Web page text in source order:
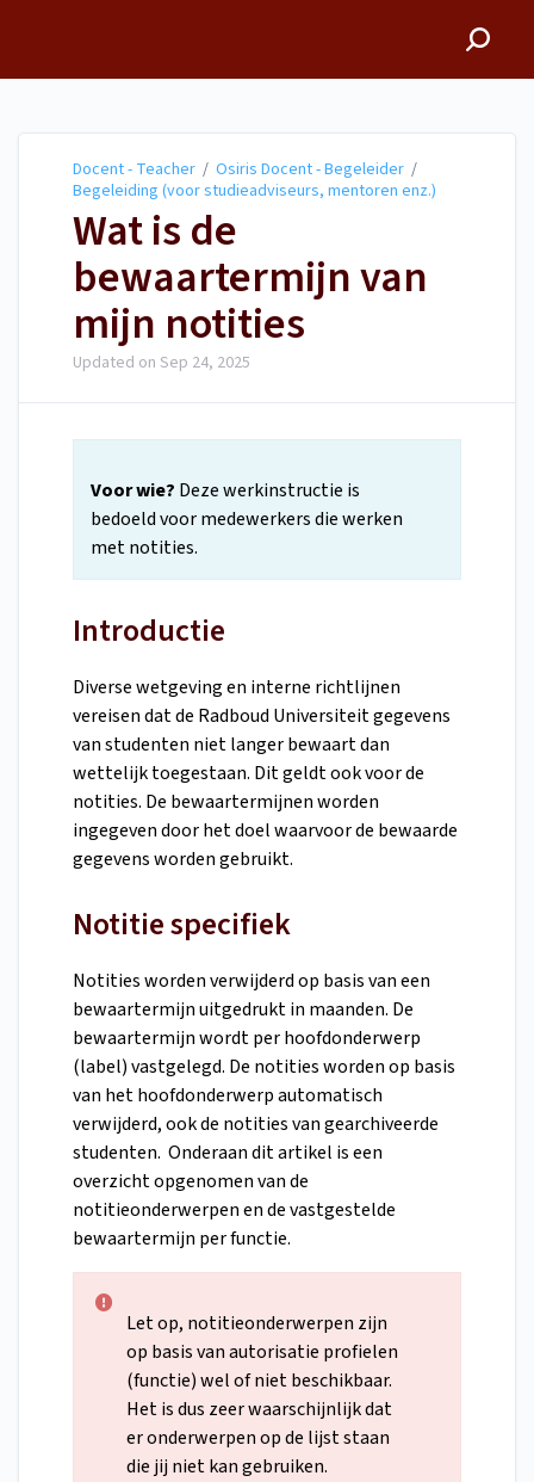
Docent - Teacher / Osiris Docent - Begeleider /
Begeleiding (voor studieadviseurs, mentoren enz.)
Wat is de
bewaartermijn van
mijn notities
Updated on Sep 24, 2025
Voor wie? Deze werkinstructie is
bedoeld voor medewerkers die werken
met notities.
Introductie
Diverse wetgeving en interne richtlijnen
vereisen dat de Radboud Universiteit gegevens
van studenten niet langer bewaart dan
wettelijk toegestaan. Dit geldt ook voor de
notities. De bewaartermijnen worden
ingegeven door het doel waarvoor de bewaarde
gegevens worden gebruikt.
Notitie specifiek
Notities worden verwijderd op basis van een
bewaartermijn uitgedrukt in maanden. De
bewaartermijn wordt per hoofdonderwerp
(label) vastgelegd. De notities worden op basis
van het hoofdonderwerp automatisch
verwijderd, ook de notities van gearchiveerde
studenten. Onderaan dit artikel is een
overzicht opgenomen van de
notitieonderwerpen en de vastgestelde
bewaartermijn per functie.
Let op, notitieonderwerpen zijn
op basis van autorisatie profielen
(functie) wel of niet beschikbaar.
Het is dus zeer waarschijnlijk dat
er onderwerpen op de lijst staan
die jij niet kan gebruiken.